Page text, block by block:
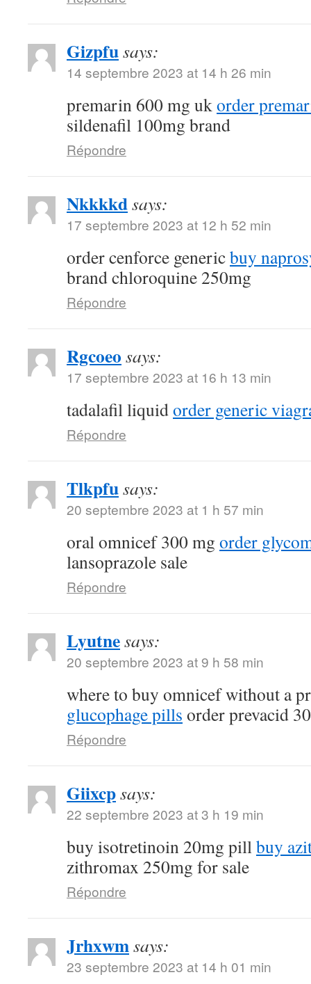
Gizpfusays:
14 septembre 2023 at 14 h 26 min
premarin 600 mg uk order
sildenafil 100mg brand
Répondre
Nkkkkdsays:
17 septembre 2023 at 12 h 52 min
order cenforce genericbuy
brand chloroquine 250mg
Répondre
Rgcoeo says:
17 septembre 2023 at 16 h 13 min
tadalafil liquidorder generic
Répondre
Tlkpfusays:
20 septembre 2023 at 1 h 57 min
oral omnicef 300 mg order
lansoprazole sale
Répondre
Lyutnesays:
20 septembre 2023 at 9 h 58 min
where to buy omnicef without a
glucophage pills order prevacid
Répondre
Giixcpsays:
22 septembre 2023 at 3 h 19 min
buy isotretinoin 20mg pill buy
zithromax 250mg for sale
Répondre
Jrhxwmsays:
23 septembre 2023 at 14 h 01 min